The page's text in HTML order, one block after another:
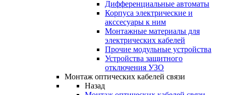
Дифференциальные автоматы
Корпуса электрические и
акссесуары к ним
Монтажные материалы для
электрических кабелей
Прочие модульные устройства
Устройства защитного
отключения УЗО
Монтаж оптических кабелей связи
Назад